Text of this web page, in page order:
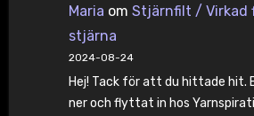
Maria om Stjärnfilt / Virkad
stjärna
2024-08-24
Hej! Tack för att du hittade hit.
ner och flyttat in hos